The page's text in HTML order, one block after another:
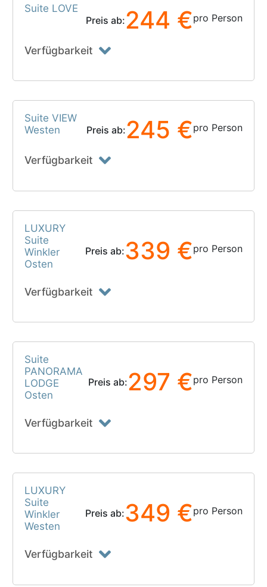
Suite LOVE
Preis ab:244 €pro Person
Verfügbarkeit
Suite VIEW
Westen
Preis ab:245 €pro Person
Verfügbarkeit
LUXURY
Suite
Winkler
Osten
Preis ab:339 €pro Person
Verfügbarkeit
Suite
PANORAMA
LODGE
Osten
Preis ab:297 €pro Person
Verfügbarkeit
LUXURY
Suite
Winkler
Westen
Preis ab:349 €pro Person
Verfügbarkeit